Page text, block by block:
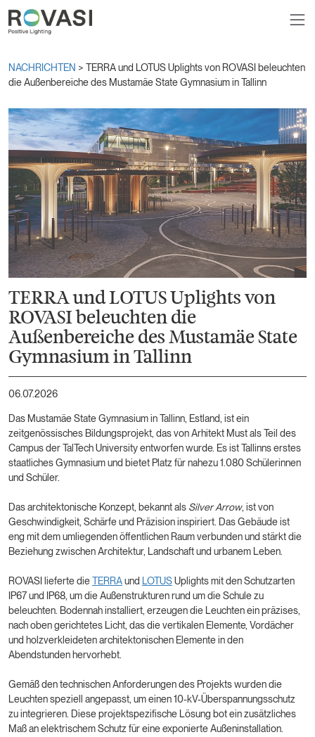
NACHRICHTEN > TERRA und LOTUS Uplights von ROVASI beleuchten
die Außenbereiche des Mustamäe State Gymnasium in Tallinn
TERRA und LOTUS Uplights von
ROVASI beleuchten die
Außenbereiche des Mustamäe State
Gymnasium in Tallinn
06.07.2026
Das Mustamäe State Gymnasium in Tallinn, Estland, ist ein
zeitgenössisches Bildungsprojekt, das von Arhitekt Must als Teil des
Campus der TalTech University entworfen wurde. Es ist Tallinns erstes
staatliches Gymnasium und bietet Platz für nahezu 1.080 Schülerinnen
und Schüler.
Das architektonische Konzept, bekannt als Silver Arrow, ist von
Geschwindigkeit, Schärfe und Präzision inspiriert. Das Gebäude ist
eng mit dem umliegenden öffentlichen Raum verbunden und stärkt die
Beziehung zwischen Architektur, Landschaft und urbanem Leben.
ROVASI lieferte dieTERRAund LOTUSUplights mit den Schutzarten
IP67 und IP68, um die Außenstrukturen rund um die Schule zu
beleuchten. Bodennah installiert, erzeugen die Leuchten ein präzises,
nach oben gerichtetes Licht, das die vertikalen Elemente, Vordächer
und holzverkleideten architektonischen Elemente in den
Abendstunden hervorhebt.
Gemäß den technischen Anforderungen des Projekts wurden die
Leuchten speziell angepasst, um einen 10-kV-Überspannungsschutz
zu integrieren. Diese projektspezifische Lösung bot ein zusätzliches
Maß an elektrischem Schutz für eine exponierte Außeninstallation.